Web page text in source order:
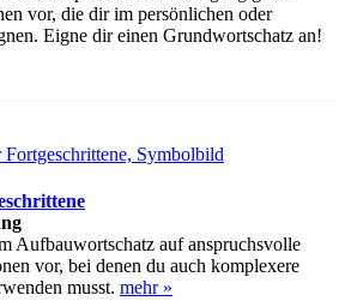
vor, die dir im persönlichen oder
Eigne dir einen Grundwortschatz an!
Aufbauwortschatz auf anspruchsvolle
vor, bei denen du auch komplexere
musst. mehr »